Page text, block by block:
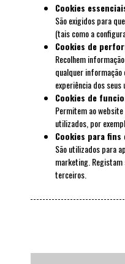
Cookies
São exigidos para
(tais como a
Cookies de
Recolhem
qualquer informação
experiência dos seus
Cookies de
Permitem ao
utilizados, por
Cookies para
São utilizados para
marketing.
terceiros.